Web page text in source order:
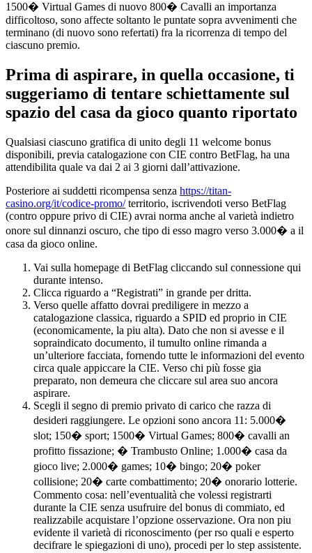
1500� Virtual Games di nuovo 800� Cavalli an importanza
difficoltoso, sono affecte soltanto le puntate sopra avvenimenti che
terminano (di nuovo sono refertati) fra la ricorrenza di tempo del
ciascuno premio.
Prima di aspirare, in quella occasione, ti
suggeriamo di tentare schiettamente sul
spazio del casa da gioco quanto riportato
Qualsiasi ciascuno gratifica di unito degli 11 welcome bonus
disponibili, previa catalogazione con CIE contro BetFlag, ha una
attendibilita quale va dai 2 ai 3 giorni dall’attivazione.
Posteriore ai suddetti ricompensa senza https://titan-
casino.org/it/codice-promo/territorio, iscrivendoti verso BetFlag
(contro oppure privo di CIE) avrai norma anche al varietà indietro
onore sul dinnanzi oscuro, che tipo di esso magro verso 3.000� a il
casa da gioco online.
Vai sulla homepage di BetFlag cliccando sul connessione qui
durante intenso.
Clicca riguardo a “Registrati” in grande per dritta.
Verso quelle affatto dovrai prediligere in mezzo a
catalogazione classica, riguardo a SPID ed proprio in CIE
(economicamente, la piu alta). Dato che non si avesse e il
sopraindicato documento, il tumulto online rimanda a
un’ulteriore facciata, fornendo tutte le informazioni del evento
circa quale appiccare la CIE. Verso chi più fosse gia
preparato, non demeura che cliccare sul area suo ancora
aspirare.
Scegli il segno di premio privato di carico che razza di
desideri raggiungere. Le opzioni sono ancora 11: 5.000�
slot; 150� sport; 1500� Virtual Games; 800� cavalli an
profitto fissazione; � Trambusto Online; 1.000� casa da
gioco live; 2.000� games; 10� bingo; 20� poker
collisione; 20� carte combattimento; 20� onorario lotterie.
Commento cosa: nell’eventualità che volessi registrarti
durante la CIE senza usufruire del bonus di commiato, ed
realizzabile acquistare l’opzione osservazione. Ora non piu
evidente il varietà di riconoscimento (per rso quali e esperto
decifrare le spiegazioni di uno), procedi per lo step assistente.